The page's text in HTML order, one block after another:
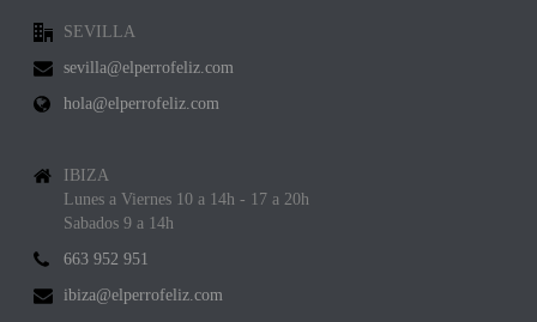
SEVILLA
sevilla@elperrofeliz.com
hola@elperrofeliz.com
IBIZA
Lunes a Viernes 10 a 14h - 17 a 20h
Sabados 9 a 14h
663 952 951
ibiza@elperrofeliz.com